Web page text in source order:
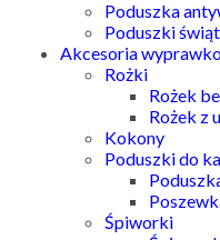
Poduszka
Poduszki
Akcesoria
Rożki
Rożek
Rożek z
Kokony
Poduszki do
Śpiworki